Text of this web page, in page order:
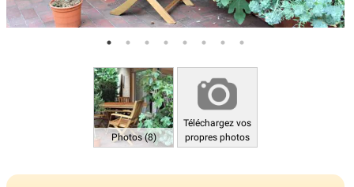
Photos (8)
Téléchargez vos
propres photos